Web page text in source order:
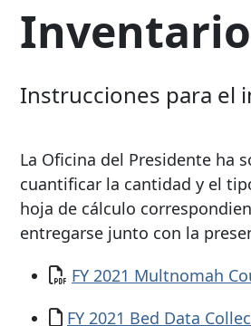
Inventario
Instrucciones para el
La Oficina del Presidente ha
cuantificar la cantidad y el
hoja de cálculo
entregarse junto con la
Documento
FY 2021 Multnomah
Documento
FY 2021 Bed Data